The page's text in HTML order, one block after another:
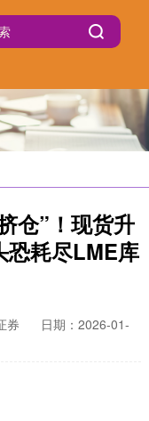
仓”！现货升
恐耗尽LME库
券
日期：2026-01-